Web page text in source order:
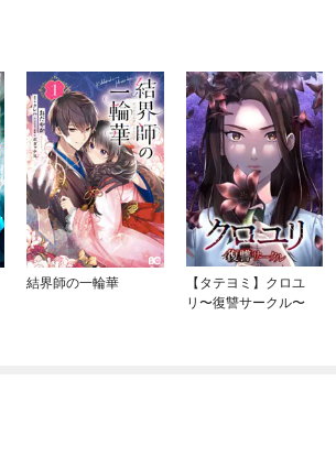
結界師の一輪華
【タテヨミ】クロユ
リ〜復讐サークル〜